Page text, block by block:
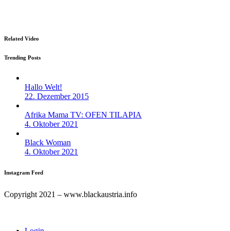
Related Video
Trending Posts
Hallo Welt!
22. Dezember 2015
Afrika Mama TV: OFEN TILAPIA
4. Oktober 2021
Black Woman
4. Oktober 2021
Instagram Feed
Copyright 2021 – www.blackaustria.info